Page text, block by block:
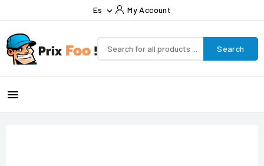
Es  My Account
Search
